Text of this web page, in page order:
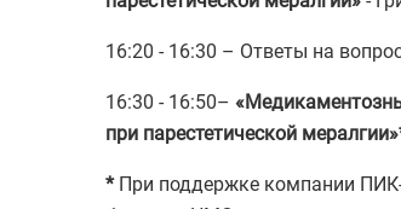
16:20 - 16:30 – Ответы на
16:30 - 16:50–
при парестетической
* При поддержке компании